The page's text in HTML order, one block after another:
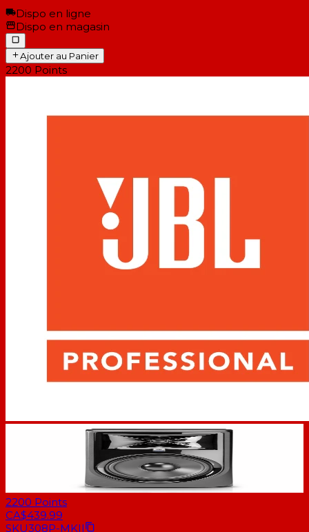
Dispo en ligne
Dispo en magasin
Ajouter au Panier
2200 Points
2200 Points
CA$439.99
SKU308P-MKII